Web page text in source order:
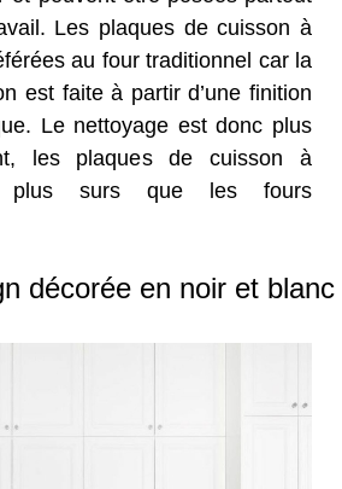
Les plaques de cuisson à
au four traditionnel car la
est faite à partir d’une finition
Le nettoyage est donc plus
les plaques de cuisson à
plus surs que les fours
décorée en noir et blanc